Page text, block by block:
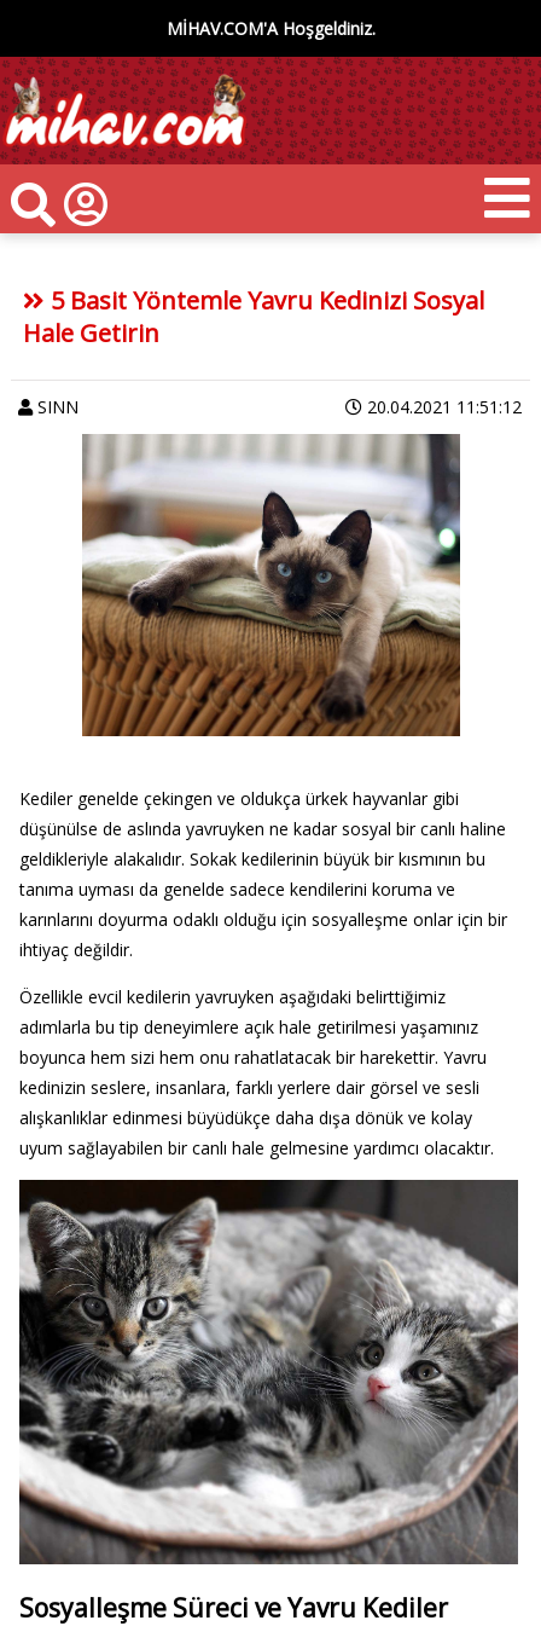
MİHAV.COM'A Hoşgeldiniz.
5 Basit Yöntemle Yavru Kedinizi Sosyal
Hale Getirin
SINN 20.04.2021 11:51:12
Kediler genelde çekingen ve oldukça ürkek hayvanlar gibi
düşünülse de aslında yavruyken ne kadar sosyal bir canlı haline
geldikleriyle alakalıdır. Sokak kedilerinin büyük bir kısmının bu
tanıma uyması da genelde sadece kendilerini koruma ve
karınlarını doyurma odaklı olduğu için sosyalleşme onlar için bir
ihtiyaç değildir.
Özellikle evcil kedilerin yavruyken aşağıdaki belirttiğimiz
adımlarla bu tip deneyimlere açık hale getirilmesi yaşamınız
boyunca hem sizi hem onu rahatlatacak bir harekettir. Yavru
kedinizin seslere, insanlara, farklı yerlere dair görsel ve sesli
alışkanlıklar edinmesi büyüdükçe daha dışa dönük ve kolay
uyum sağlayabilen bir canlı hale gelmesine yardımcı olacaktır.
Sosyalleşme Süreci ve Yavru Kediler